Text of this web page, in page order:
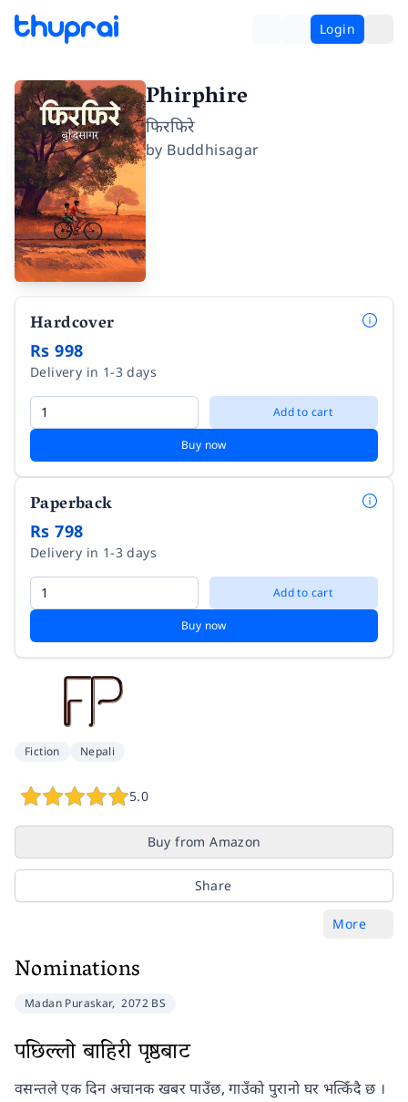
Login
Phirphire
फिरफिरे
by Buddhisagar
Hardcover
Rs 998
Delivery in 1-3 days
Add to cart
Buy now
Paperback
Rs 798
Delivery in 1-3 days
Add to cart
Buy now
Fiction Nepali
5.0
Buy from Amazon
Share
More
Nominations
Madan Puraskar, 2072 BS
पछिल्लो बाहिरी पृष्ठबाट
वसन्तले एक दिन अचानक खबर पाउँछ, गाउँको पुरानो घर भत्किँदै छ ।